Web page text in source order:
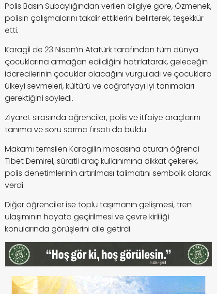
Polis Basın Subaylığından verilen bilgiye göre, Özmenek,
polisin çalışmalarını takdir ettiklerini belirterek, teşekkür
etti.
Karagil de 23 Nisan’ın Atatürk tarafından tüm dünya
çocuklarına armağan edildiğini hatırlatarak, geleceğin
idarecilerinin çocuklar olacağını vurguladı ve çocuklara
ülkeyi sevmeleri, kültürü ve coğrafyayı iyi tanımaları
gerektiğini söyledi.
Ziyaret sırasında öğrenciler, polis ve itfaiye araçlarını
tanıma ve soru sorma fırsatı da buldu.
Makamı temsilen Karagilin masasına oturan öğrenci
Tibet Demirel, süratli araç kullanımına dikkat çekerek,
polis denetimlerinin artırılması talimatını sembolik olarak
verdi.
Diğer öğrenciler ise toplu taşımanın gelişmesi, tren
ulaşımının hayata geçirilmesi ve çevre kirliliği
konularında görüşlerini dile getirdi.